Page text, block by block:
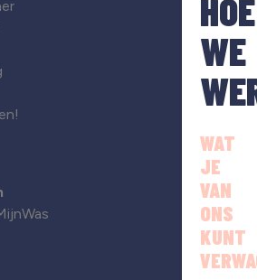
HOE
WE
WAT
JE
VAN
ONS
KUNT